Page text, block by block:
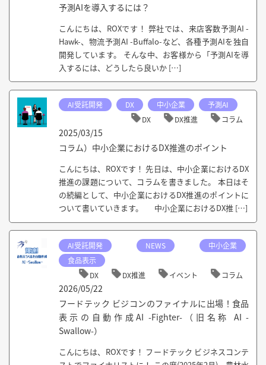
予測AIを導入するには？
こんにちは、ROXです！ 弊社では、来店客数予測AI -
Hawk-、物流予測AI -Buffalo-など、各種予測AIを独自
開発しています。 そんな中、お客様から「予測AIを導
入するには、どうしたら良いか […]
AI受託開発 DX 中小企業
予測AI
DX
DX推進 コラム
2025/03/15
コラム）中小企業におけるDX推進のポイント
こんにちは、ROXです！ 先日は、中小企業におけるDX
推進の課題について、コラムを書きました。 本日はそ
の続編として、中小企業におけるDX推進のポイントに
ついて書いていきます。 中小企業におけるDX推 […]
AI受託開発 NEWS
中小企業
食品表示
DX
DX推進 イベント コラム
2026/05/22
フードテック ビジコンのファイナルに出場！食品
表示の自動作成AI -Fighter-（旧名称 AI -
Swallow-）
こんにちは、ROXです！ フードテック ビジネスコンテ